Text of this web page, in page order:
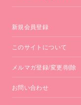
新規会員登録
このサイトについて
メルマガ登録/変更/削除
お問い合わせ